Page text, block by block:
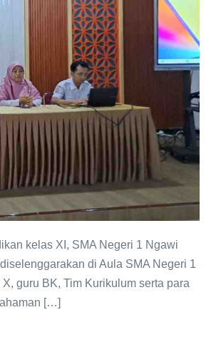
kelas XI, SMA Negeri 1 Ngawi
di Aula SMA Negeri 1
guru BK, Tim Kurikulum serta para
[…]